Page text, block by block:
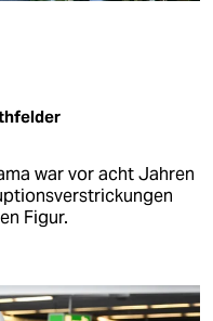
war vor acht Jahren
Figur.